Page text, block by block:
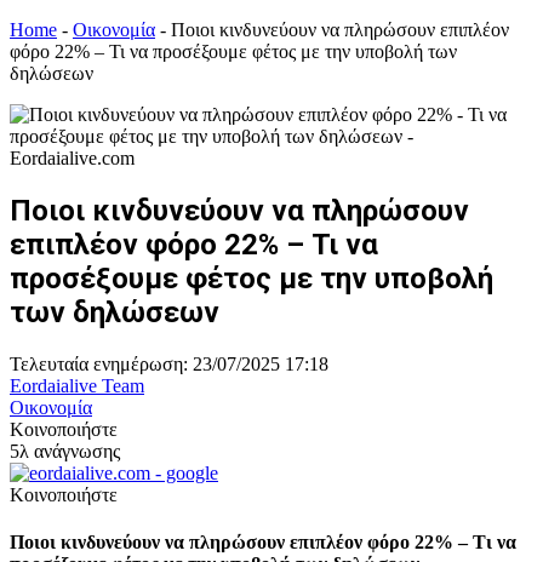
Home - Οικονομία - Ποιοι κινδυνεύουν να πληρώσουν επιπλέον
φόρο 22% – Τι να προσέξουμε φέτος με την υποβολή των
δηλώσεων
Ποιοι κινδυνεύουν να πληρώσουν
επιπλέον φόρο 22% – Τι να
προσέξουμε φέτος με την υποβολή
των δηλώσεων
Τελευταία ενημέρωση: 23/07/2025 17:18
Eordaialive Team
Οικονομία
Κοινοποιήστε
5λ ανάγνωσης
Κοινοποιήστε
Ποιοι κινδυνεύουν να πληρώσουν επιπλέον φόρο 22% – Τι να